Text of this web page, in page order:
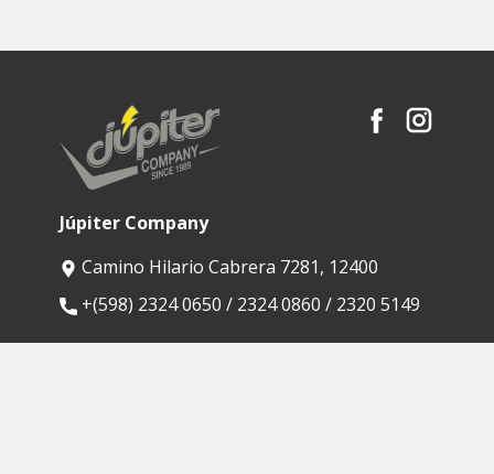
Júpiter Company
Camino Hilario Cabrera 7281, 12400
​+(598) 2324 0650 / 2324 0860 / 2320 5149